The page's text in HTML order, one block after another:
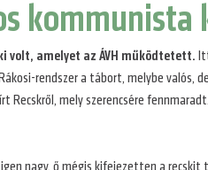
kommunista
volt, amelyet az ÁVH működtetett.
rendszer a tábort, melybe valós,
mely szerencsére